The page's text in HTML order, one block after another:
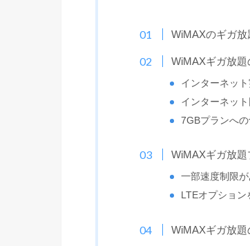
WiMAXのギガ放
WiMAXギガ放題
インターネッ
インターネッ
7GBプランへ
WiMAXギガ放
一部速度制限が
LTEオプショ
WiMAXギガ放題